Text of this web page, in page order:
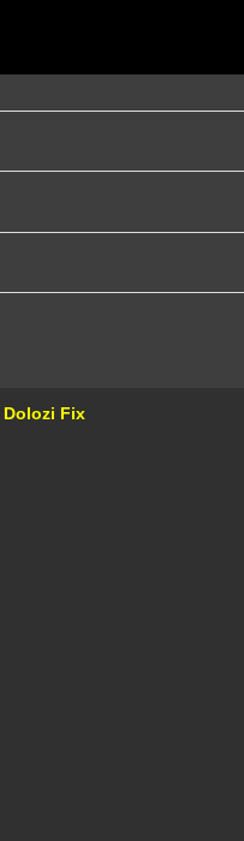
Dolozi Fix